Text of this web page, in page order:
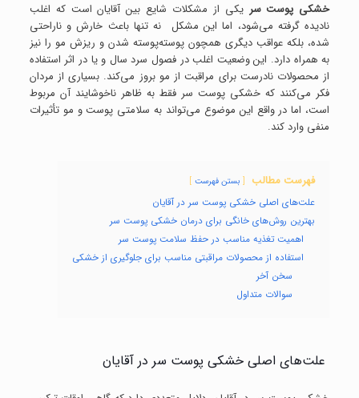
خشکی پوست سر یکی از مشکلات شایع بین آقایان است که اغلب
نادیده گرفته می‌شود، اما این مشکل نه تنها باعث خارش و ناراحتی
شده، بلکه عواقب دیگری همچون پوسته‌پوسته شدن و ریزش مو را نیز
به همراه دارد. این وضعیت اغلب در فصول سرد سال و یا در اثر استفاده
از محصولات نادرست برای مراقبت از مو بروز می‌کند. بسیاری از مردان
فکر می‌کنند که خشکی پوست سر فقط به ظاهر ناخوشایند آن مربوط
است، اما در واقع این موضوع می‌تواند به سلامتی پوست و مو تأثیرات
منفی وارد کند.
فهرست مطالب بستن فهرست
علت‌های اصلی خشکی پوست سر در آقایان
بهترین روش‌های خانگی برای درمان خشکی پوست سر
اهمیت تغذیه مناسب در حفظ سلامت پوست سر
استفاده از محصولات مراقبتی مناسب برای جلوگیری از خشکی
سخن آخر
سوالات متداول
علت‌های اصلی خشکی پوست سر در آقایان